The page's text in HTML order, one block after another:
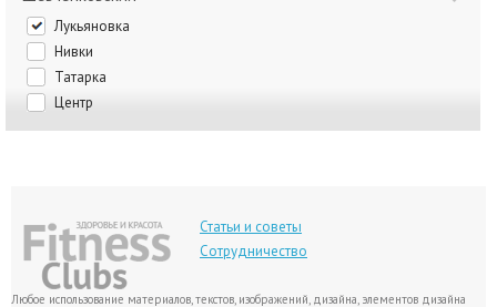
Лукьяновка
Нивки
Татарка
Центр
Статьи и советы
Сотрудничество
Любое использование материалов, текстов, изображений, дизайна, элементов дизайна